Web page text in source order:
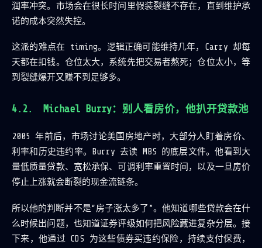
润率冲突。市场会在很长时间里假装裂缝不存在，直到维护承
诺的成本突然失控。
这派的难点在 timing。逻辑正确可能维持几年，Carry 却每
天都在扣钱。仓位太大，系统先把交易者熬死；仓位太小，等
到裂缝爆开又赚不到足够多。
Michael Burry：别人看房价，他扒开贷款池
2005 年前后，市场讨论美国房地产时，大部分人盯着房价、
利率和历史违约率。Burry 去读 MBS 的底层文件。他看到大
量低质量贷款、宽松承保、可调利率重置时间，以及一旦房价
停止上涨就会断裂的现金流链条。
所以他的判断并不是“房子涨太多了”。他知道哪些贷款会在什
么时候出问题，也知道证券评级如何把风险藏进复杂分层。接
下来，他通过 CDS 为这些债券买违约保险，持续支付保费，